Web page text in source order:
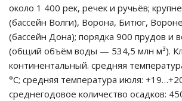
около 1 400 рек, речек и ручьёв;
(бассейн Волги), Ворона, Битюг,
(бассейн Дона); порядка 900 прудов и
(общий объём воды — 534,5 млн м³).
континентальный. средняя
°C; средняя температура июля:
среднегодовое количество осадков: